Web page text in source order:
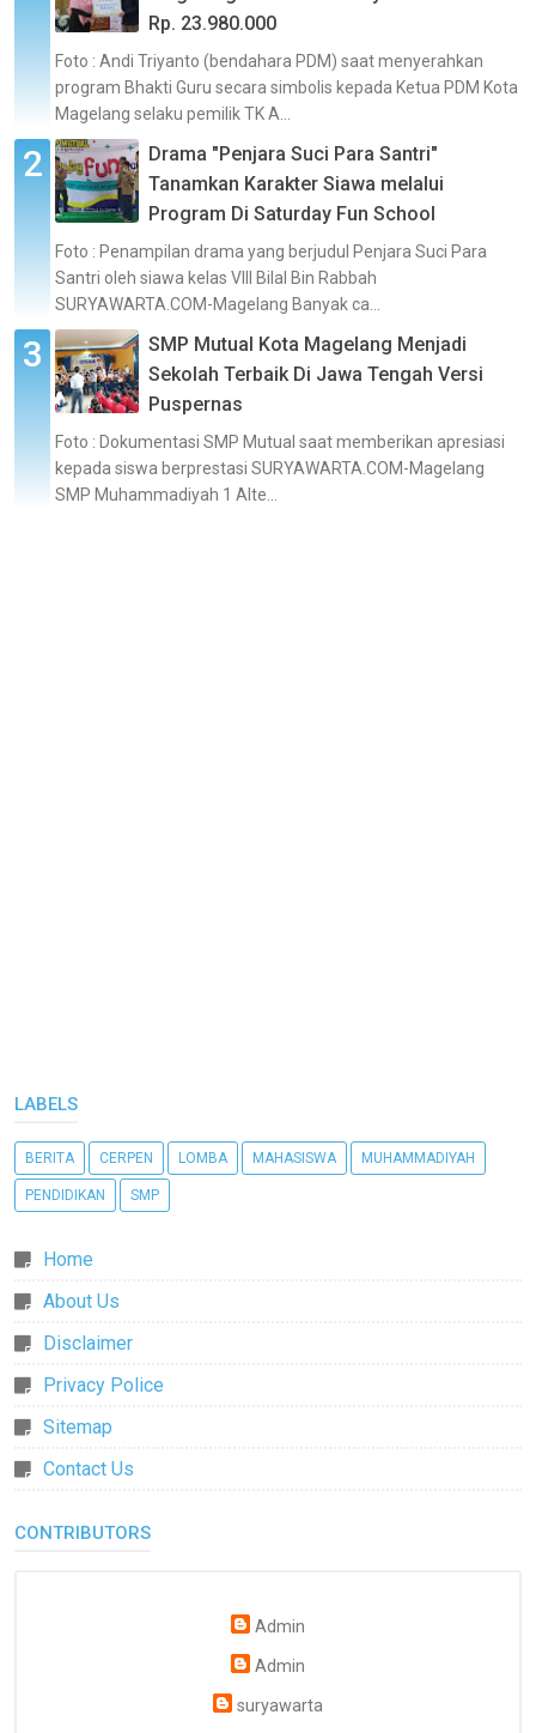
Rp. 23.980.000
Foto : Andi Triyanto (bendahara PDM) saat menyerahkan
program Bhakti Guru secara simbolis kepada Ketua PDM Kota
Magelang selaku pemilik TK A...
Drama "Penjara Suci Para Santri"
Tanamkan Karakter Siawa melalui
Program Di Saturday Fun School
Foto : Penampilan drama yang berjudul Penjara Suci Para
Santri oleh siawa kelas VIII Bilal Bin Rabbah
SURYAWARTA.COM-Magelang Banyak ca...
SMP Mutual Kota Magelang Menjadi
Sekolah Terbaik Di Jawa Tengah Versi
Puspernas
Foto : Dokumentasi SMP Mutual saat memberikan apresiasi
kepada siswa berprestasi SURYAWARTA.COM-Magelang
SMP Muhammadiyah 1 Alte...
LABELS
BERITA CERPEN LOMBA MAHASISWA MUHAMMADIYAH
PENDIDIKAN SMP
Home
About Us
Disclaimer
Privacy Police
Sitemap
Contact Us
CONTRIBUTORS
Admin
Admin
suryawarta